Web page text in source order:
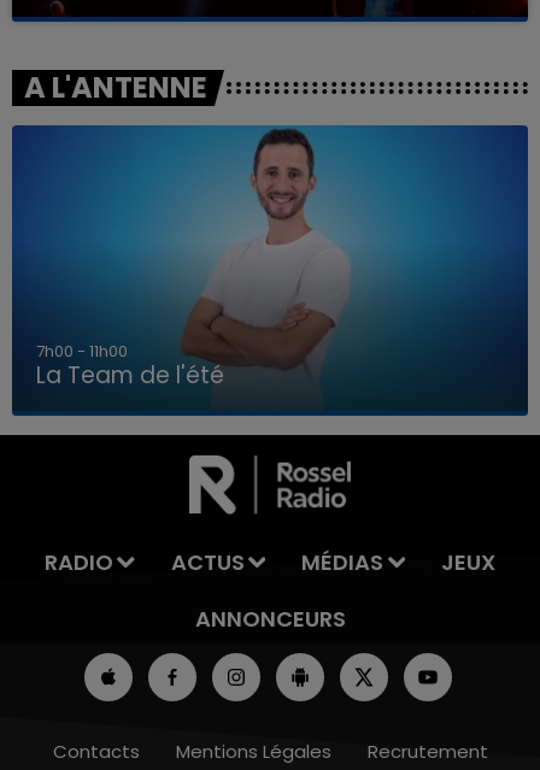
LA TEAM DE L'ÉTÉ
A L'ANTENNE
7h00 - 11h00
La Team de l'été
RADIO ACTUS MÉDIAS
JEUX
ANNONCEURS
Contacts Mentions Légales Recrutement